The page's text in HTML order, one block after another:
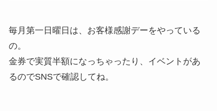
毎月第一日曜日は、お客様感謝デーをやっている
の。
金券で実質半額になっちゃったり、イベントがあ
るのでSNSで確認してね。